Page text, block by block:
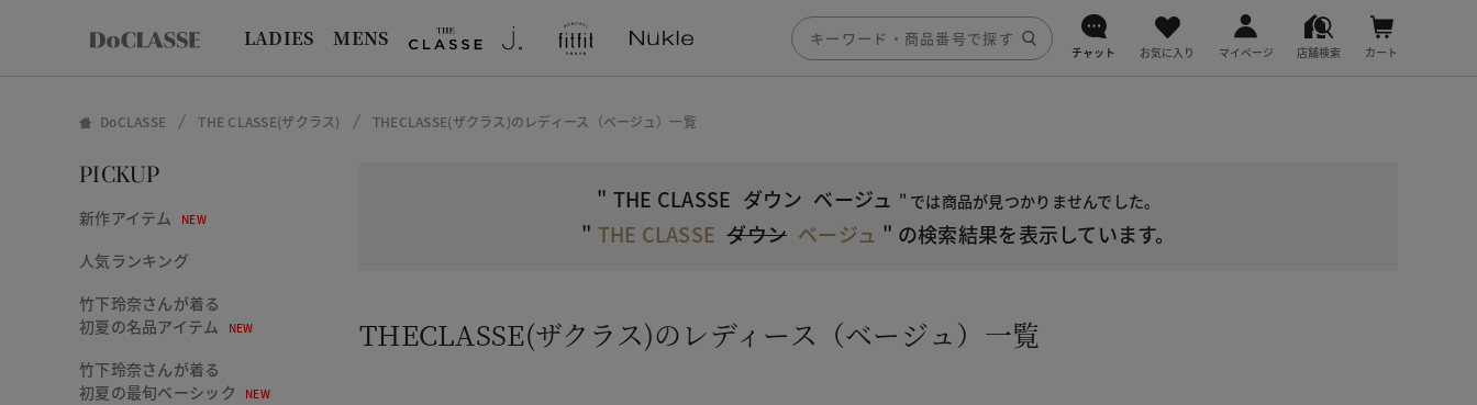
LADIES MENS
チャット お気に入り マイページ 店舗検索 カート
DoCLASSE THE CLASSE(ザクラス) THECLASSE(ザクラス)のレディース（ベージュ）一覧
PICKUP
新作アイテム NEW
人気ランキング
竹下玲奈さんが着る
初夏の名品アイテム
NEW
竹下玲奈さんが着る
初夏の最旬ベーシック
NEW
" THE CLASSE ダウン ベージュ " では商品が見つかりませんでした。
" THE CLASSE ダウン ベージュ " の検索結果を表示しています。
THECLASSE(ザクラス)のレディース（ベージュ）一覧